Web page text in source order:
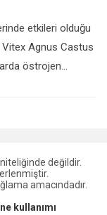
etkileri olduğu
Vitex Agnus Castus
östrojen...
değildir.
amacındadır.
kullanımı